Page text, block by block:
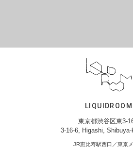
LIQUIDROOM
東京都渋谷区東3-
3-16-6, Higashi,
JR恵比寿駅西口／東京